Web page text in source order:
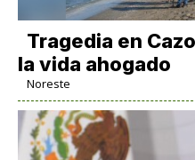
Tragedia en
la vida ahogado
Noreste